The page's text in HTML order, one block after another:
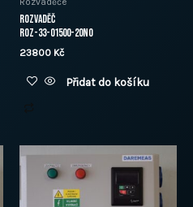
Rozvaděč
ROZ-33-01500-20N0
23800 Kč
Přidat do košíku